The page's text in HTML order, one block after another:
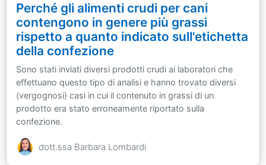
Perché gli alimenti crudi per cani
contengono in genere più grassi
rispetto a quanto indicato sull'etichetta
della confezione
Sono stati inviati diversi prodotti crudi ai laboratori che
effettuano questo tipo di analisi e hanno trovato diversi
(vergognosi) casi in cui il contenuto in grassi di un
prodotto era stato erroneamente riportato sulla
confezione.
dott.ssa Barbara Lombardi